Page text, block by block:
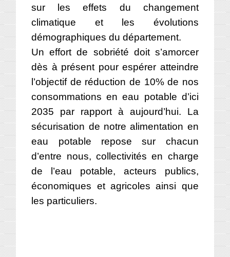
sur les effets du changement
climatique et les évolutions
démographiques du département.
Un effort de sobriété doit s’amorcer
dès à présent pour espérer atteindre
l’objectif de réduction de 10% de nos
consommations en eau potable d’ici
2035 par rapport à aujourd’hui. La
sécurisation de notre alimentation en
eau potable repose sur chacun
d’entre nous, collectivités en charge
de l’eau potable, acteurs publics,
économiques et agricoles ainsi que
les particuliers.